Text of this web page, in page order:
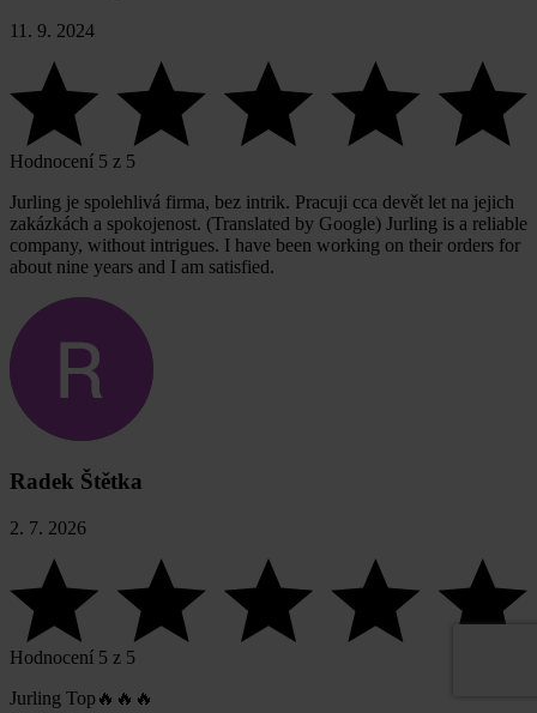
11. 9. 2024
Hodnocení 5 z 5
Jurling je spolehlivá firma, bez intrik. Pracuji cca devět let na jejich
zakázkách a spokojenost. (Translated by Google) Jurling is a reliable
company, without intrigues. I have been working on their orders for
about nine years and I am satisfied.
Radek Štětka
2. 7. 2026
Hodnocení 5 z 5
Jurling Top🔥🔥🔥